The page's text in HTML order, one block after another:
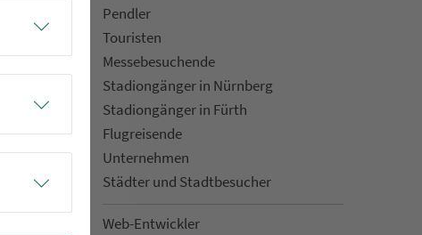
Pendler
Touristen
Mes­se­be­suchende
Sta­di­on­gän­ger in Nürn­berg
Sta­di­on­gän­ger in Fürth
Flug­rei­sen­de
Un­ter­neh­men
Städter und Stadt­be­su­cher
Web-Entwickler